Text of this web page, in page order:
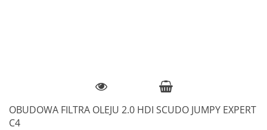
OBUDOWA FILTRA OLEJU 2.0 HDI SCUDO JUMPY EXPERT
C4